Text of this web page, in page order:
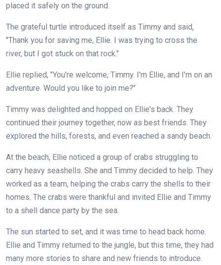
placed it safely on the ground.
The grateful turtle introduced itself as Timmy and said,
"Thank you for saving me, Ellie. I was trying to cross the
river, but I got stuck on that rock."
Ellie replied, "You're welcome, Timmy. I'm Ellie, and I'm on an
adventure. Would you like to join me?"
Timmy was delighted and hopped on Ellie's back. They
continued their journey together, now as best friends. They
explored the hills, forests, and even reached a sandy beach.
At the beach, Ellie noticed a group of crabs struggling to
carry heavy seashells. She and Timmy decided to help. They
worked as a team, helping the crabs carry the shells to their
homes. The crabs were thankful and invited Ellie and Timmy
to a shell dance party by the sea.
The sun started to set, and it was time to head back home.
Ellie and Timmy returned to the jungle, but this time, they had
many more stories to share and new friends to introduce.